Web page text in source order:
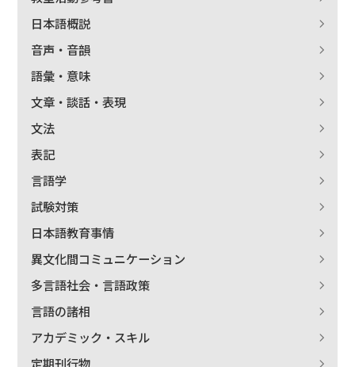
日本語概説
音声・音韻
語彙・意味
文章・談話・表現
文法
表記
言語学
試験対策
日本語教育事情
異文化間コミュニケーション
多言語社会・言語政策
言語の諸相
アカデミック・スキル
定期刊行物